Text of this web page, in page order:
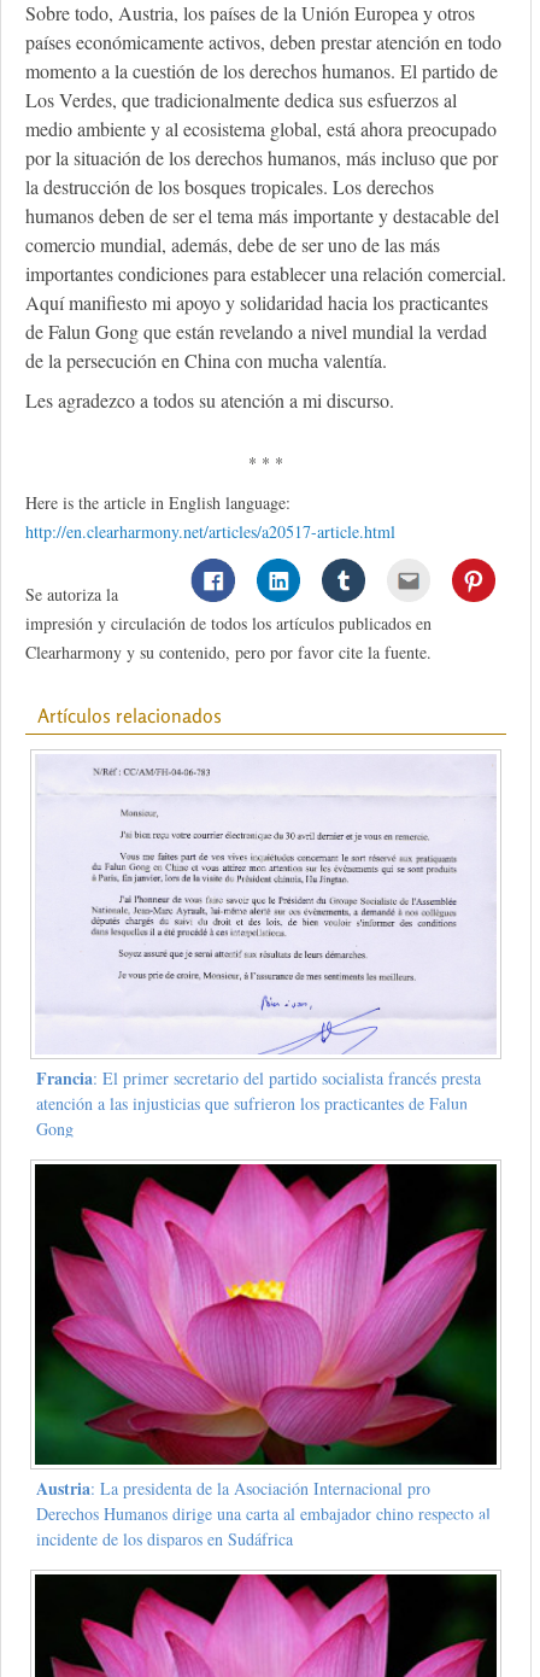
Sobre todo, Austria, los países de la Unión Europea y otros
países económicamente activos, deben prestar atención en todo
momento a la cuestión de los derechos humanos. El partido de
Los Verdes, que tradicionalmente dedica sus esfuerzos al
medio ambiente y al ecosistema global, está ahora preocupado
por la situación de los derechos humanos, más incluso que por
la destrucción de los bosques tropicales. Los derechos
humanos deben de ser el tema más importante y destacable del
comercio mundial, además, debe de ser uno de las más
importantes condiciones para establecer una relación comercial.
Aquí manifiesto mi apoyo y solidaridad hacia los practicantes
de Falun Gong que están revelando a nivel mundial la verdad
de la persecución en China con mucha valentía.
Les agradezco a todos su atención a mi discurso.
* * *
Here is the article in English language:
http://en.clearharmony.net/articles/a20517-article.html
Se autoriza la
impresión y circulación de todos los artículos publicados en
Clearharmony y su contenido, pero por favor cite la fuente.
Artículos relacionados
Francia: El primer secretario del partido socialista francés presta
atención a las injusticias que sufrieron los practicantes de Falun
Gong
Austria: La presidenta de la Asociación Internacional pro
Derechos Humanos dirige una carta al embajador chino respecto al
incidente de los disparos en Sudáfrica